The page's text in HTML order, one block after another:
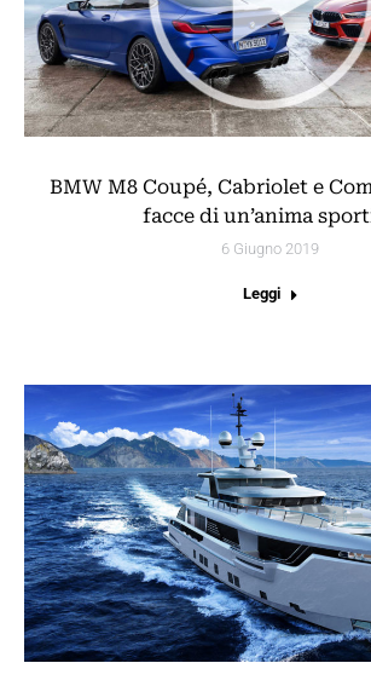
BMW M8 Coupé, Cabriolet e
facce di un’anima
6 Giugno 2019
Leggi